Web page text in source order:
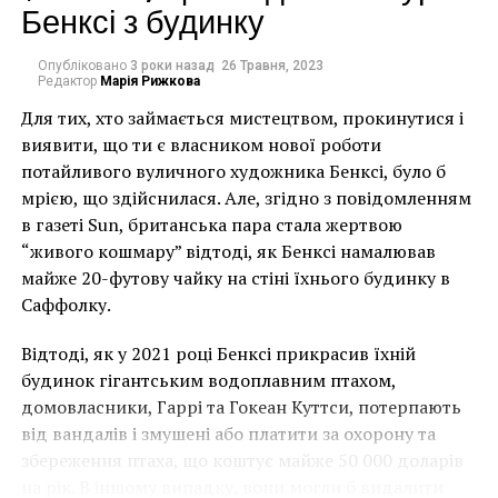
Мексиканский музей был основан в 1975 году и
работал в качестве общественного музея. В 2012
году он стал одним из филиалов Смитсоновского
института, что подняло планку качества артефактов,
которые можно экспонировать.
“В первые годы музей
построил свою
коллекцию на
пожертвования и в
основном все работы
были приняты”, –
сказал Эндрю Клугер,
Бенксі з будинку
Опубліковано 3 роки назад 26 Травня, 2023
Редактор Марія Рижкова
Для тих, хто займається мистецтвом, прокинутися і
виявити, що ти є власником нової роботи
потайливого вуличного художника Бенксі, було б
мрією, що здійснилася. Але, згідно з повідомленням
в газеті Sun, британська пара стала жертвою
“живого кошмару” відтоді, як Бенксі намалював
майже 20-футову чайку на стіні їхнього будинку в
Саффолку.
Відтоді, як у 2021 році Бенксі прикрасив їхній
будинок гігантським водоплавним птахом,
домовласники, Гаррі та Гокеан Куттси, потерпають
від вандалів і змушені або платити за охорону та
збереження птаха, що коштує майже 50 000 доларів